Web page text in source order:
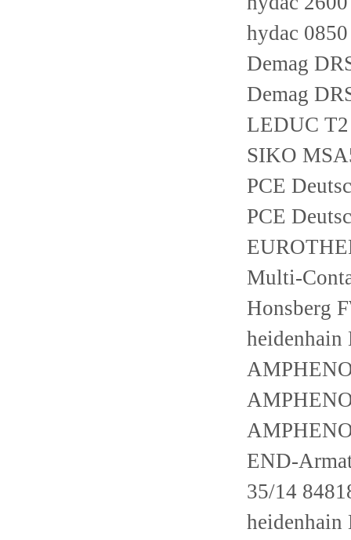
hydac
Demag
Demag
LEDUC
SIKO
PCE
PCE
Multi-
Honsberg
heidenhain
END-
35/14